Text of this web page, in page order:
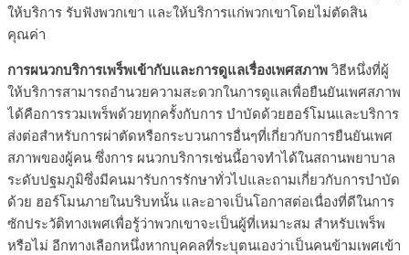
ให้บริการ รับฟังพวกเขา และให้บริการแก่พวกเขาโดยไม่ตัดสิน
คุณค่า
การผนวกบริการเพร็พเข้ากับและการดูแลเรื่องเพศสภาพ วิธีหนึ่งที่ผู้
ให้บริการสามารถอำนวยความสะดวกในการดูแลเพื่อยืนยันเพศสภาพ
ได้คือการรวมเพร็พด้วยทุกครั้งกับการ บำบัดด้วยฮอร์โมนและบริการ
ส่งต่อสำหรับการผ่าตัดหรือกระบวนการอื่นๆที่เกี่ยวกับการยืนยันเพศ
สภาพของผู้คน ซึ่งการ ผนวกบริการเช่นนี้อาจทำได้ในสถานพยาบาล
ระดับปฐมภูมิซึ่งมีคนมารับการรักษาทั่วไปและถามเกี่ยวกับการบำบัด
ด้วย ฮอร์โมนภายในบริบทนั้น และอาจเป็นโอกาสต่อเนื่องที่ดีในการ
ซักประวัติทางเพศเพื่อรู้ว่าพวกเขาจะเป็นผู้ที่เหมาะสม สำหรับเพร็พ
หรือไม่ อีกทางเลือกหนึ่งหากบุคคลที่ระบุตนเองว่าเป็นคนข้ามเพศเข้า